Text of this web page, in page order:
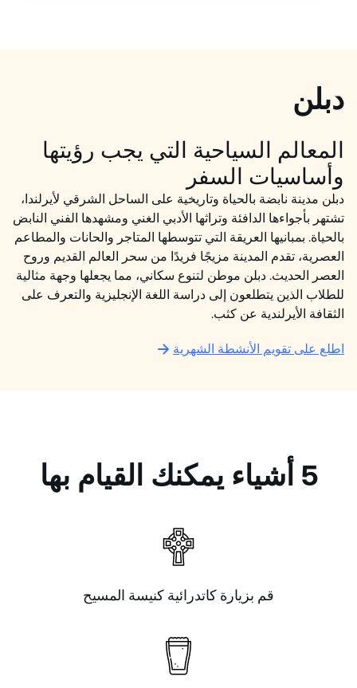
دبلن
المعالم السياحية التي يجب رؤيتها
وأساسيات السفر
دبلن مدينة نابضة بالحياة وتاريخية على الساحل الشرقي لأيرلندا،
تشتهر بأجواءها الدافئة وتراثها الأدبي الغني ومشهدها الفني النابض
بالحياة. بمبانيها العريقة التي تتوسطها المتاجر والحانات والمطاعم
العصرية، تقدم المدينة مزيجًا فريدًا من سحر العالم القديم وروح
العصر الحديث. دبلن موطن لتنوع سكاني، مما يجعلها وجهة مثالية
للطلاب الذين يتطلعون إلى دراسة اللغة الإنجليزية والتعرف على
الثقافة الأيرلندية عن كثب.
اطلع على تقويم الأنشطة الشهرية
5 أشياء يمكنك القيام بها
قم بزيارة كاتدرائية كنيسة المسيح